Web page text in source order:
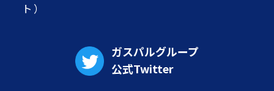
ト）
ガスパルグループ
公式Twitter